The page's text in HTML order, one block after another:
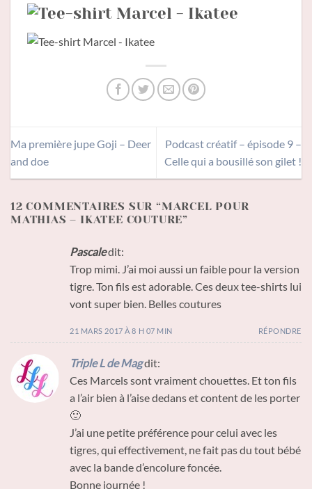
Ma première jupe Goji – Deer
and doe
Podcast créatif – épisode 9 –
Celle qui a bousillé son gilet !
12 COMMENTAIRES SUR “MARCEL POUR
MATHIAS – IKATEE COUTURE”
Pascaledit:
Trop mimi. J’ai moi aussi un faible pour la version
tigre. Ton fils est adorable. Ces deux tee-shirts lui
vont super bien. Belles coutures
21 MARS 2017 À 8 H 07 MIN RÉPONDRE
Triple L de Magdit:
Ces Marcels sont vraiment chouettes. Et ton fils
a l’air bien à l’aise dedans et content de les porter
🙂
J’ai une petite préférence pour celui avec les
tigres, qui effectivement, ne fait pas du tout bébé
avec la bande d’encolure foncée.
Bonne journée !